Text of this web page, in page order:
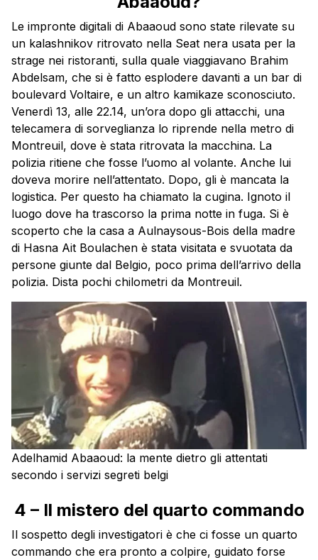
Le impronte digitali di Abaaoud sono state rilevate su
un kalashnikov ritrovato nella Seat nera usata per la
strage nei ristoranti, sulla quale viaggiavano Brahim
Abdelsam, che si è fatto esplodere davanti a un bar di
boulevard Voltaire, e un altro kamikaze sconosciuto.
Venerdì 13, alle 22.14, un’ora dopo gli attacchi, una
telecamera di sorveglianza lo riprende nella metro di
Montreuil, dove è stata ritrovata la macchina. La
polizia ritiene che fosse l’uomo al volante. Anche lui
doveva morire nell’attentato. Dopo, gli è mancata la
logistica. Per questo ha chiamato la cugina. Ignoto il
luogo dove ha trascorso la prima notte in fuga. Si è
scoperto che la casa a Aulnaysous-Bois della madre
di Hasna Ait Boulachen è stata visitata e svuotata da
persone giunte dal Belgio, poco prima dell’arrivo della
polizia. Dista pochi chilometri da Montreuil.
Adelhamid Abaaoud: la mente dietro gli attentati
secondo i servizi segreti belgi
4 – Il mistero del quarto commando
Il sospetto degli investigatori è che ci fosse un quarto
commando che era pronto a colpire, guidato forse